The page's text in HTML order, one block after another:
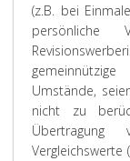
(z.B. bei
Umstände,
nicht zu
Vergleichswerte